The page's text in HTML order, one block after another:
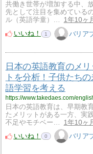
共働き世帯が増加する中、
先として注目を集めている
ル（英語学童）…
1年10ヶ
いいね！
1 バリア
日本の英語教育のメ
トを分析！子供たち
語学習を考える
日本の英語教育は、早期教
たメリットがある一方、実
不足やモチベー…
1年10ヶ
いいね！
0 バリア